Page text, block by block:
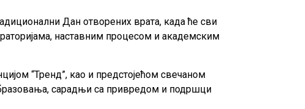
Дан отворених врата, када ће сви
наставним процесом и академским
“Тренд”, као и предстојећом свечаном
сарадњи са привредом и подршци